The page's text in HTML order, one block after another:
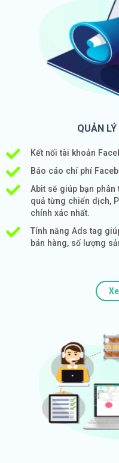
QUẢN
Kết nối tài khoản
Báo cáo chí phí
Abit sẽ giúp bạn
quả từng chiến dịch,
chính xác nhất.
Tính năng Ads tag
bán hàng, số lượng